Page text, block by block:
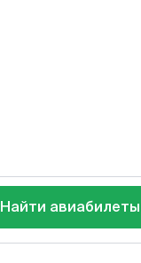
Найти авиабилеты